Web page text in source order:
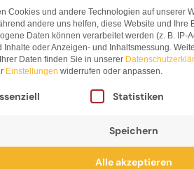
Cookies und andere Technologien auf unserer
andere uns helfen, diese Website und Ihre
Daten können verarbeitet werden (z. B. IP-
Inhalte oder Anzeigen- und Inhaltsmessung.
Daten finden Sie in unserer
Einstellungen widerrufen oder anpassen.
Liste der Service-Gruppen,
Statistiken
Speichern
Alle akzeptieren